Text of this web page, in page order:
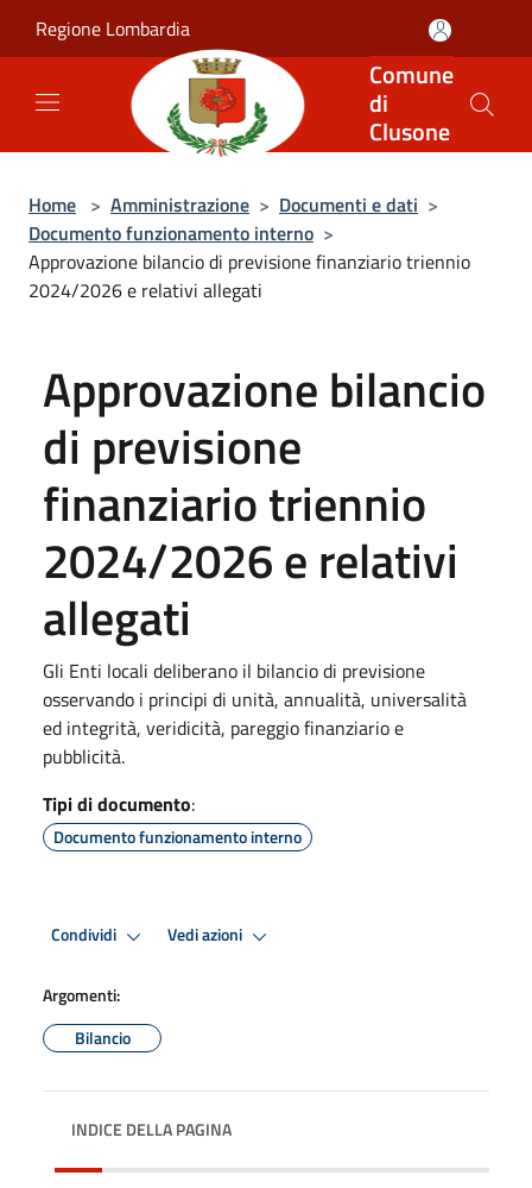
Regione Lombardia
Comune
di
Clusone
Home > Amministrazione > Documenti e dati >
Documento funzionamento interno >
Approvazione bilancio di previsione finanziario triennio
2024/2026 e relativi allegati
Approvazione bilancio
di previsione
finanziario triennio
2024/2026 e relativi
allegati
Gli Enti locali deliberano il bilancio di previsione
osservando i principi di unità, annualità, universalità
ed integrità, veridicità, pareggio finanziario e
pubblicità.
Tipi di documento:
Documento funzionamento interno
Condividi Vedi azioni
Argomenti:
Bilancio
INDICE DELLA PAGINA